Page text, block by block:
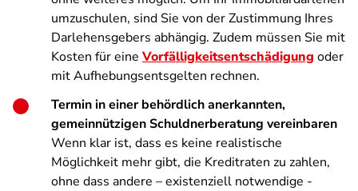
umzuschulen, sind Sie von der Zustimmung Ihres
Darlehensgebers abhängig. Zudem müssen Sie mit
Kosten für eine Vorfälligkeitsentschädigung oder
mit Aufhebungsentsgelten rechnen.
Termin in einer behördlich anerkannten,
gemeinnützigen Schuldnerberatung vereinbaren
Wenn klar ist, dass es keine realistische
Möglichkeit mehr gibt, die Kreditraten zu zahlen,
ohne dass andere – existenziell notwendige -